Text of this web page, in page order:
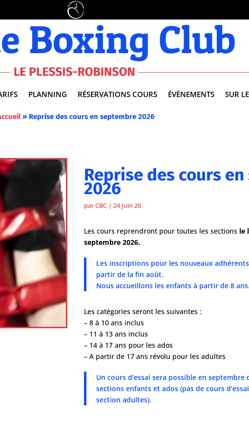
Boxing Club
PLANNING RÉSERVATIONS COURS ÉVÈNEMENTS SUR
» Reprise des cours en septembre 2026
Reprise des cours
2026
parCBC |24 Juin 26
Les cours reprendront pour toutes les sections le
septembre 2026.
Les inscriptions pour les nouveaux
partir de la fin août.
Nous accueillons les enfants à partir de 8 ans.
Les catégories seront les suivantes :
– 8 à 10 ans inclus
– 11 à 13 ans inclus
– 14 à 17 ans pour les ados
– A partir de 17 ans révolu pour les adultes
Un cours d’essai sera possible en septembre
sections enfants et ados (pas de cours
section adultes).